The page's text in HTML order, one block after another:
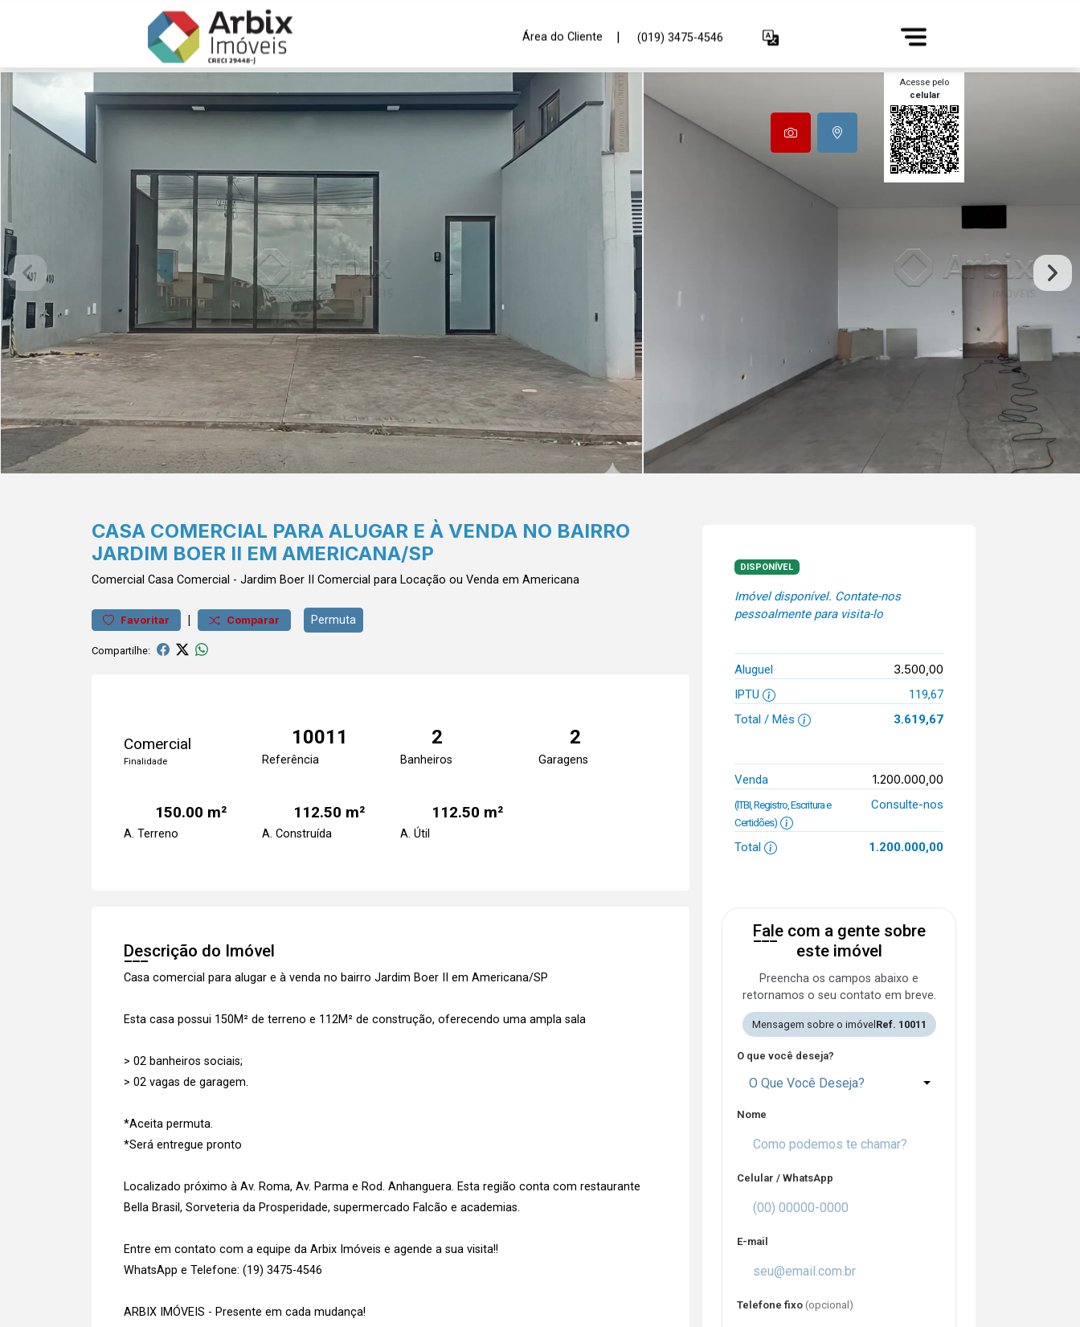
Área do Cliente | (019) 3475-4546
Acesse pelo
celular
CASA COMERCIAL PARA ALUGAR E À VENDA NO BAIRRO
JARDIM BOER II EM AMERICANA/SP
Comercial Casa Comercial - Jardim Boer II Comercial para Locação ou Venda em Americana
Favoritar | Comparar Permuta
Compartilhe:
Comercial
Finalidade
10011
Referência
2
Banheiros
2
Garagens
150.00 m²
A. Terreno
112.50 m²
A. Construída
112.50 m²
A. Útil
Descrição do Imóvel
Casa comercial para alugar e à venda no bairro Jardim Boer II em Americana/SP
Esta casa possui 150M² de terreno e 112M² de construção, oferecendo uma ampla sala
> 02 banheiros sociais;
> 02 vagas de garagem.
*Aceita permuta.
*Será entregue pronto
Localizado próximo à Av. Roma, Av. Parma e Rod. Anhanguera. Esta região conta com restaurante
Bella Brasil, Sorveteria da Prosperidade, supermercado Falcão e academias.
Entre em contato com a equipe da Arbix Imóveis e agende a sua visita!!
WhatsApp e Telefone: (19) 3475-4546
ARBIX IMÓVEIS - Presente em cada mudança!
DISPONÍVEL
Imóvel disponível. Contate-nos
pessoalmente para visita-lo
Aluguel 3.500,00
IPTU
119,67
Total / Mês
3.619,67
Venda 1.200.000,00
(ITBI, Registro, Escritura e
Certidões)
Consulte-nos
Total 1.200.000,00
Fale com a gente sobre
este imóvel
Preencha os campos abaixo e
retornamos o seu contato em breve.
Mensagem sobre o imóvel Ref. 10011
O que você deseja?
O Que Você Deseja?
Nome
Celular / WhatsApp
E-mail
Telefone fixo (opcional)